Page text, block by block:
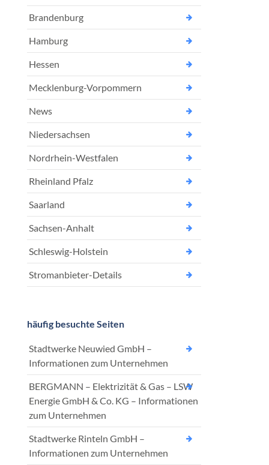
Brandenburg
Hamburg
Hessen
Mecklenburg-Vorpommern
News
Niedersachsen
Nordrhein-Westfalen
Rheinland Pfalz
Saarland
Sachsen-Anhalt
Schleswig-Holstein
Stromanbieter-Details
häufig besuchte Seiten
Stadtwerke Neuwied GmbH –
Informationen zum Unternehmen
BERGMANN – Elektrizität & Gas – LSW
Energie GmbH & Co. KG – Informationen
zum Unternehmen
Stadtwerke Rinteln GmbH –
Informationen zum Unternehmen